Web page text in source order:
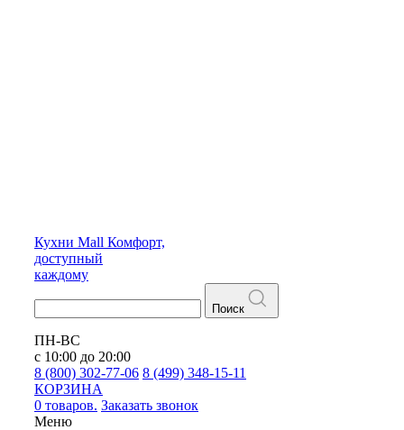
Кухни Mall Комфорт,
доступный
каждому
Поиск
ПН-ВС
с 10:00 до 20:00
8 (800) 302-77-06 8 (499) 348-15-11
КОРЗИНА
0 товаров. Заказать звонок
Меню